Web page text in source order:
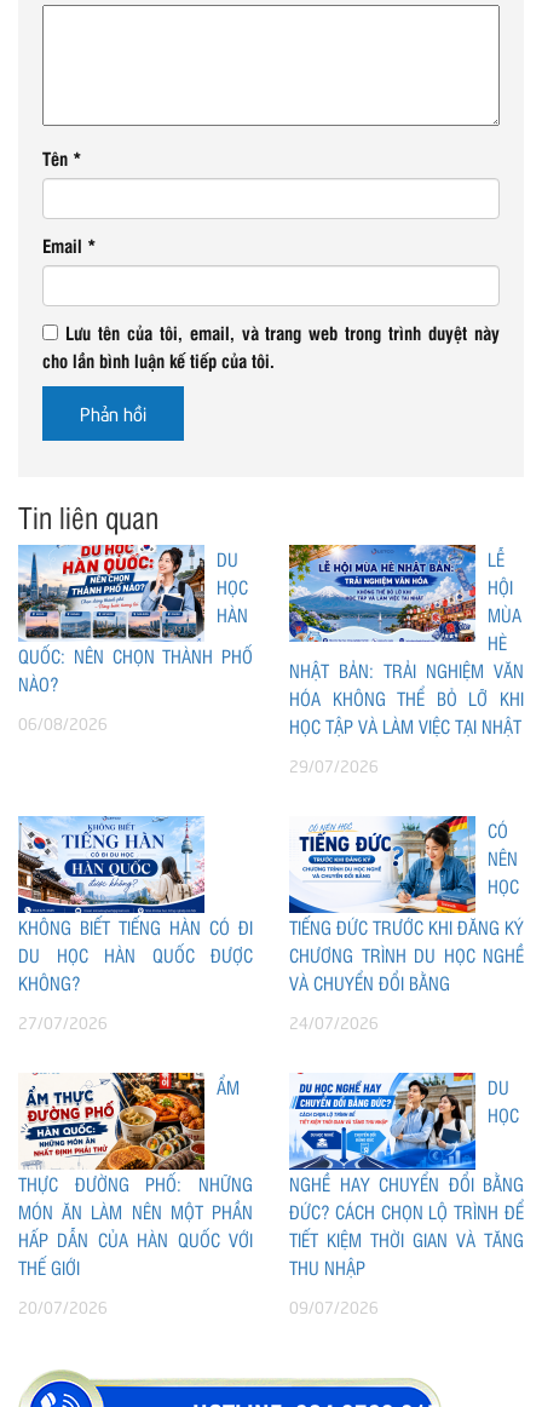
Tên *
Email *
Lưu tên của tôi, email, và trang web trong trình duyệt này
cho lần bình luận kế tiếp của tôi.
Tin liên quan
DU
HỌC
HÀN
QUỐC: NÊN CHỌN THÀNH PHỐ
NÀO?
06/08/2026
LỄ
HỘI
MÙA
HÈ
NHẬT BẢN: TRẢI NGHIỆM VĂN
HÓA KHÔNG THỂ BỎ LỠ KHI
HỌC TẬP VÀ LÀM VIỆC TẠI NHẬT
29/07/2026
KHÔNG BIẾT TIẾNG HÀN CÓ ĐI
DU HỌC HÀN QUỐC ĐƯỢC
KHÔNG?
27/07/2026
CÓ
NÊN
HỌC
TIẾNG ĐỨC TRƯỚC KHI ĐĂNG KÝ
CHƯƠNG TRÌNH DU HỌC NGHỀ
VÀ CHUYỂN ĐỔI BẰNG
24/07/2026
ẨM
THỰC ĐƯỜNG PHỐ: NHỮNG
MÓN ĂN LÀM NÊN MỘT PHẦN
HẤP DẪN CỦA HÀN QUỐC VỚI
THẾ GIỚI
20/07/2026
DU
HỌC
NGHỀ HAY CHUYỂN ĐỔI BẰNG
ĐỨC? CÁCH CHỌN LỘ TRÌNH ĐỂ
TIẾT KIỆM THỜI GIAN VÀ TĂNG
THU NHẬP
09/07/2026